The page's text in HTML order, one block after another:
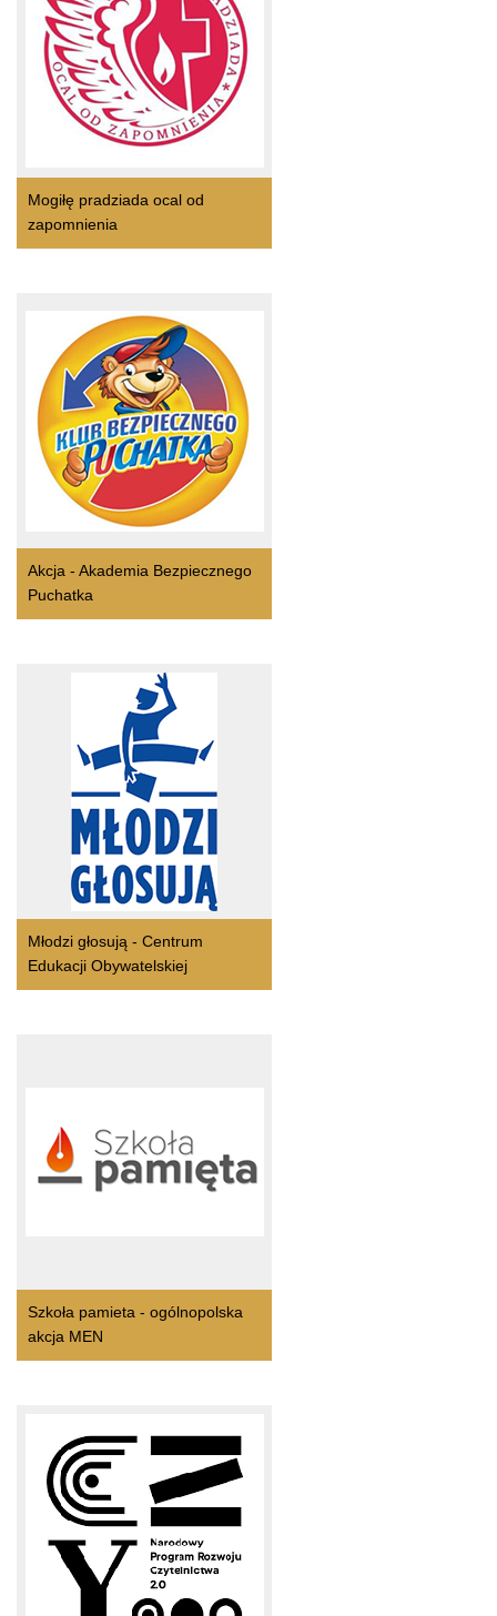
Mogiłę pradziada ocal od
zapomnienia
Akcja - Akademia Bezpiecznego
Puchatka
Młodzi głosują - Centrum
Edukacji Obywatelskiej
Szkoła pamieta - ogólnopolska
akcja MEN